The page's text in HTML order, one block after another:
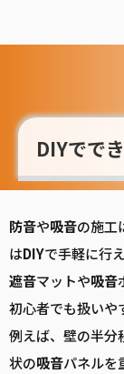
DIYでで
防音や吸音の施工
はDIYで手軽に行
遮音マットや吸音
初心者でも扱いや
例えば、壁の半分
状の吸音パネルを